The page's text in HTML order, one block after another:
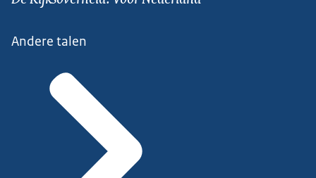
Andere talen